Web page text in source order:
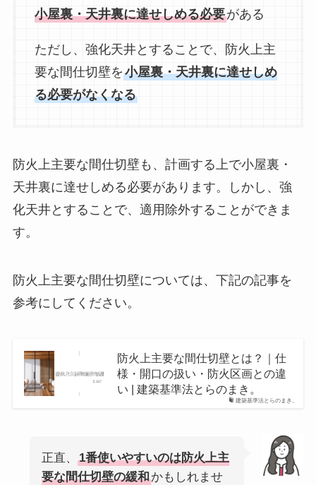
小屋裏・天井裏に達せしめる必要がある
ただし、強化天井とすることで、防火上主
要な間仕切壁を小屋裏・天井裏に達せしめ
る必要がなくなる
防火上主要な間仕切壁も、計画する上で小屋裏・
天井裏に達せしめる必要があります。しかし、強
化天井とすることで、適用除外することができま
す。
防火上主要な間仕切壁については、下記の記事を
参考にしてください。
建築基準法とらのまき。
防火上主要な間仕切壁とは？｜仕
様・開口の扱い・防火区画との違
い | 建築基準法とらのまき。
正直、
1番使いやすいのは防火上主
要な間仕切壁の緩和かもしれませ